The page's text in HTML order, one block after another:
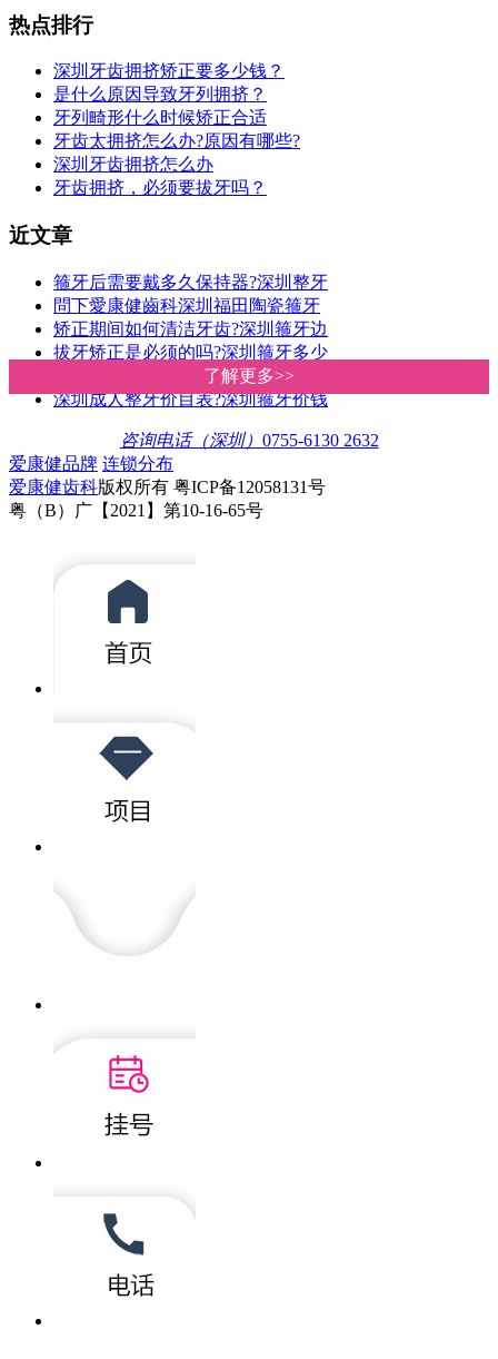
了解更多>>
了解更多>>
热点排行
深圳牙齿拥挤矫正要多少钱？
是什么原因导致牙列拥挤？
牙列畸形什么时候矫正合适
牙齿太拥挤怎么办?原因有哪些?
深圳牙齿拥挤怎么办
牙齿拥挤，必须要拔牙吗？
近文章
箍牙后需要戴多久保持器?深圳整牙
問下愛康健齒科深圳福田陶瓷箍牙
矫正期间如何清洁牙齿?深圳箍牙边
拔牙矫正是必须的吗?深圳箍牙多少
牙根短可以做牙齒矯正嗎?深圳愛康
深圳成人整牙价目表?深圳箍牙价钱
咨询电话（深圳） 0755-6130 2632
爱康健品牌 连锁分布
爱康健齿科版权所有 粤ICP备12058131号
粤（B）广【2021】第10-16-65号